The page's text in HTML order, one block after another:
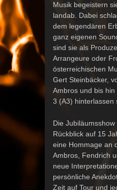
Musik begeistern
landab. Dabei
dem legendären
ganz eigenen
sind sie als
Arrangeure oder
österreichischen
Gert Steinbäcker,
Ambros und bis
3 (A3) hinterlassen
Die
Rückblick auf 15
eine Hommage an
Ambros Fendrich
neue
persönliche
Zeit auf Tour und